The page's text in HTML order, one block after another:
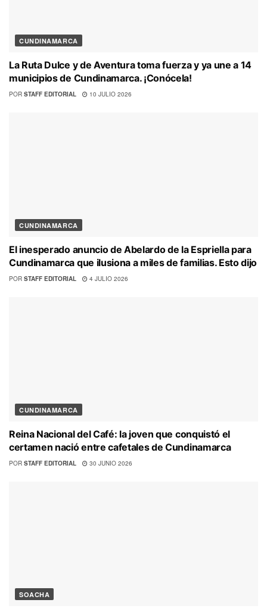
CUNDINAMARCA
La Ruta Dulce y de Aventura toma fuerza y ya une a 14
municipios de Cundinamarca. ¡Conócela!
POR STAFF EDITORIAL 10 JULIO 2026
CUNDINAMARCA
El inesperado anuncio de Abelardo de la Espriella para
Cundinamarca que ilusiona a miles de familias. Esto dijo
POR STAFF EDITORIAL 4 JULIO 2026
CUNDINAMARCA
Reina Nacional del Café: la joven que conquistó el
certamen nació entre cafetales de Cundinamarca
POR STAFF EDITORIAL 30 JUNIO 2026
SOACHA